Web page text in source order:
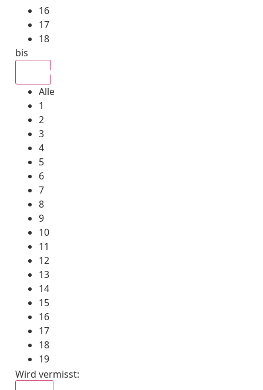
16
17
18
bis
Alle
1
2
3
4
5
6
7
8
9
10
11
12
13
14
15
16
17
18
19
Wird vermisst: